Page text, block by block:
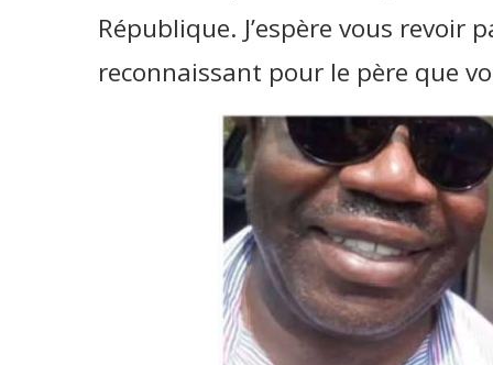
République. J’espère vous revoir
reconnaissant pour le père que